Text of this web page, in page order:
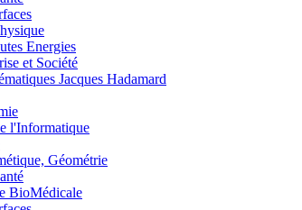
Energies
et Société
Jacques Hadamard
l'Informatique
Géométrie
BioMédicale